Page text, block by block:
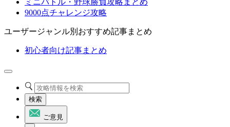
ミニバトル・野球勝負攻略まとめ
9000点チャレンジ攻略
ユーザージャンル別おすすめ記事まとめ
初心者向け記事まとめ
検索
ご意見